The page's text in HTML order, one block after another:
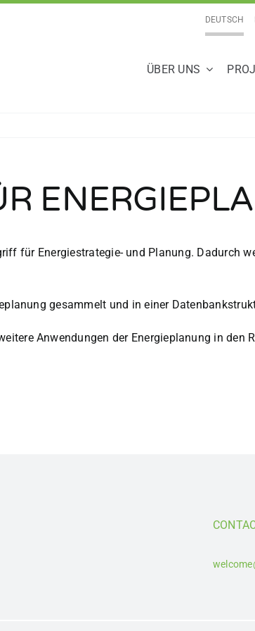
DEUTSCH
ÜBER UNS
für Energiestrategie- und Planung. Dadurch
gesammelt und in einer
Anwendungen der Energieplanung in den